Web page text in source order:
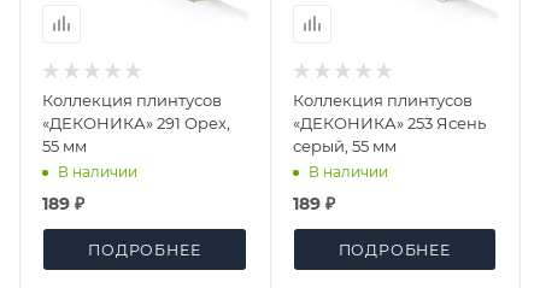
Коллекция плинтусов
«ДЕКОНИКА» 291 Орех,
55 мм
В наличии
189 ₽
ПОДРОБНЕЕ
Коллекция плинтусов
«ДЕКОНИКА» 253 Ясень
серый, 55 мм
В наличии
189 ₽
ПОДРОБНЕЕ